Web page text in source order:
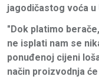
jagodičastog voća u
"Dok platimo
ne isplati nam se
ponuđenoj cijeni
način proizvodnja